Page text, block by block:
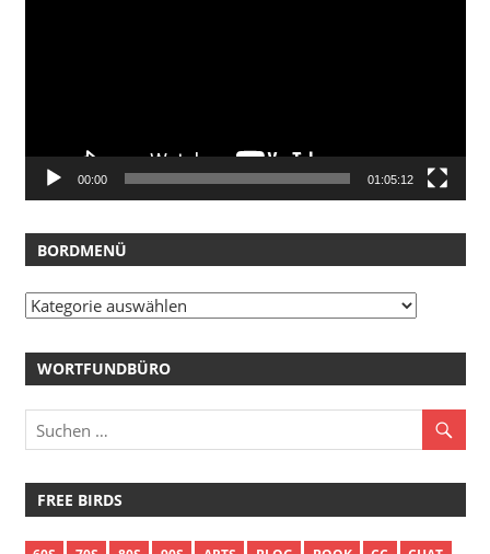
00:00 01:05:12
BORDMENÜ
Bordmenü
WORTFUNDBÜRO
FREE BIRDS